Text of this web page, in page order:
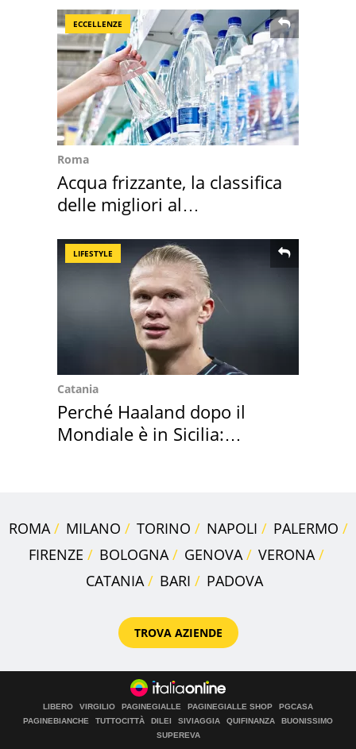
ECCELLENZE
Roma
Acqua frizzante, la classifica
delle migliori al
LIFESTYLE
Catania
Perché Haaland dopo il
Mondiale è in Sicilia:
ROMA MILANO TORINO NAPOLI
PALERMO
FIRENZE
BOLOGNA GENOVA
VERONA
CATANIA
BARI PADOVA
TROVA AZIENDE
LIBERO VIRGILIO PAGINEGIALLE PAGINEGIALLE SHOP
PGCASA
PAGINEBIANCHE
TUTTOCITTÀ DILEI SIVIAGGIA QUIFINANZA
BUONISSIMO
SUPEREVA